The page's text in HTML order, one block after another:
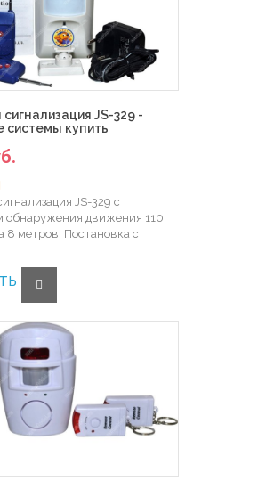
JS-329 -
системы купить
JS-329 с
обнаружения движения 110
8 метров. Постановка с